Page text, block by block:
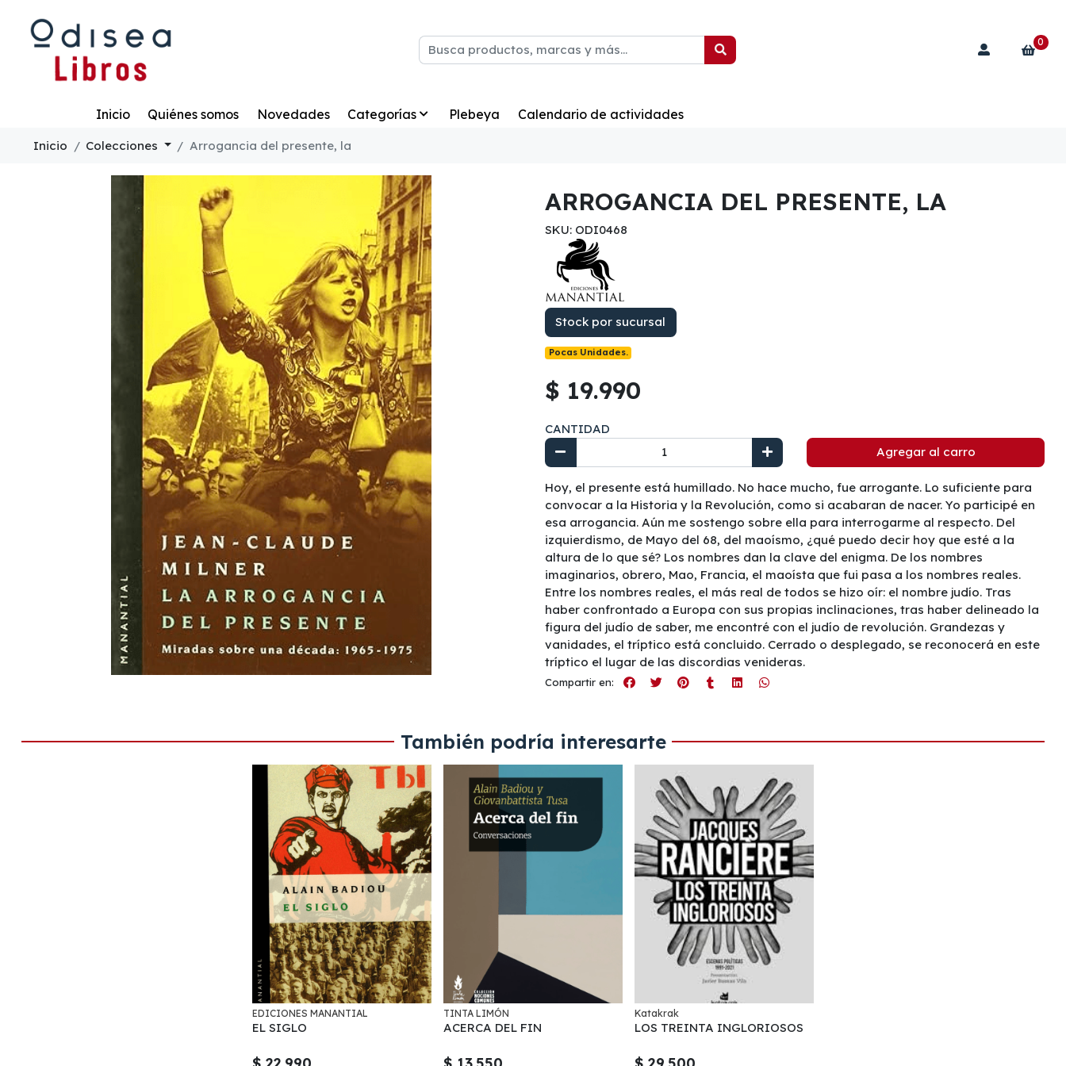
0
Inicio Quiénes somos Novedades Categorías Plebeya Calendario de actividades
Inicio Colecciones Arrogancia del presente, la
ARROGANCIA DEL PRESENTE, LA
SKU: ODI0468
Stock por sucursal
Pocas Unidades.
$ 19.990
CANTIDAD
Agregar al carro
Hoy, el presente está humillado. No hace mucho, fue arrogante. Lo suficiente para
convocar a la Historia y la Revolución, como si acabaran de nacer. Yo participé en
esa arrogancia. Aún me sostengo sobre ella para interrogarme al respecto. Del
izquierdismo, de Mayo del 68, del maoísmo, ¿qué puedo decir hoy que esté a la
altura de lo que sé? Los nombres dan la clave del enigma. De los nombres
imaginarios, obrero, Mao, Francia, el maoísta que fui pasa a los nombres reales.
Entre los nombres reales, el más real de todos se hizo oír: el nombre judío. Tras
haber confrontado a Europa con sus propias inclinaciones, tras haber delineado la
figura del judío de saber, me encontré con el judío de revolución. Grandezas y
vanidades, el tríptico está concluido. Cerrado o desplegado, se reconocerá en este
tríptico el lugar de las discordias venideras.
Compartir en:
También podría interesarte
EDICIONES MANANTIAL
EL SIGLO
TINTA LIMÓN
ACERCA DEL FIN
Katakrak
LOS TREINTA INGLORIOSOS